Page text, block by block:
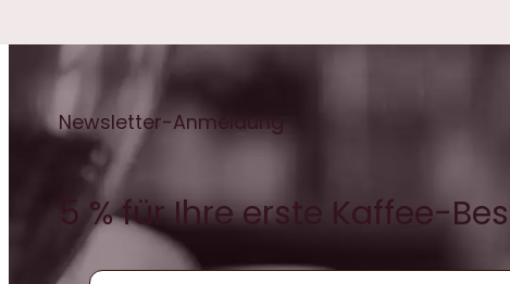
Newsletter-Anmeldung
5 % für Ihre erste Kaffee-